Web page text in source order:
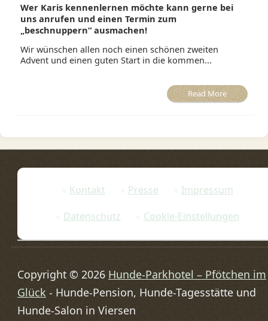
Wer Karis kennenlernen möchte kann gerne bei
uns anrufen und einen Termin zum
„beschnuppern“ ausmachen!
Wir wünschen allen noch einen schönen zweiten
Advent und einen guten Start in die kommen...
Read More
Kontakt Presse
Impressum
Datenschutz
Cookie-Einstellungen
Copyright © 2026 Hunde-Parkhotel – Pfötchen im
Glück - Hunde-Pension, Hunde-Tagesstätte und
Hunde-Salon in Viersen